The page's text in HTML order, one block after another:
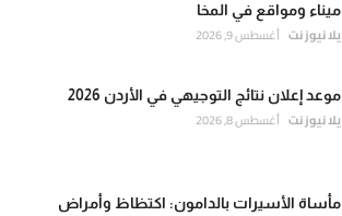
ميناء ومواقع في المخا
يلا نيوز نت أغسطس 9, 2026
موعد إعلان نتائج التوجيهي في الأردن 2026
يلا نيوز نت أغسطس 8, 2026
مأساة الأسيرات بالدامون: اكتظاظ وأمراض